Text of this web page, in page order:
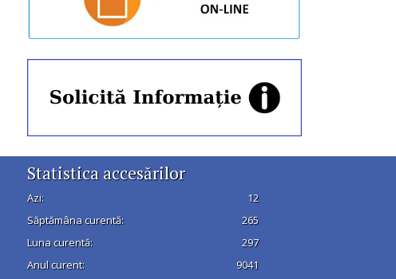
Statistica accesărilor
Azi:
12
Săptămâna curentă:
265
Luna curentă:
297
Anul curent:
9041